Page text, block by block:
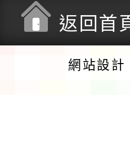
返回首
網站設